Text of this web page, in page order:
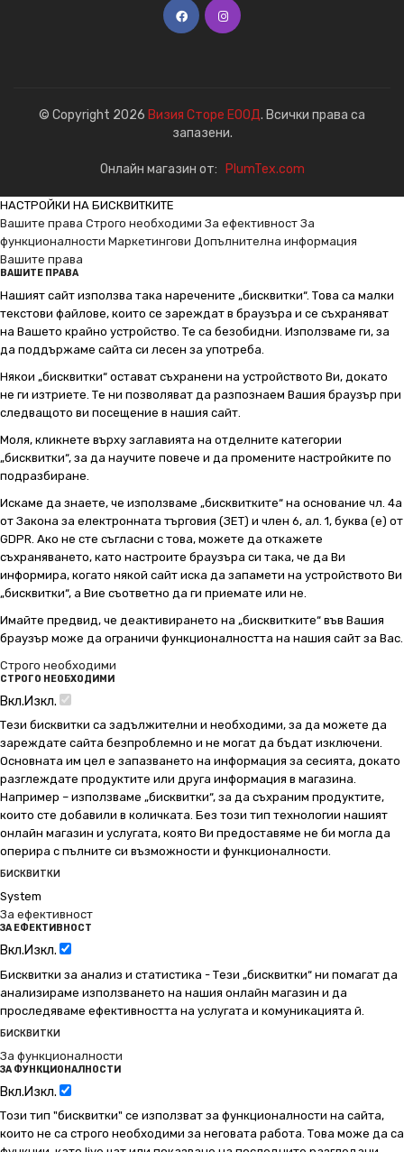
© Copyright 2026 Визия Сторе ЕООД. Всички права са
запазени.
Онлайн магазин от: PlumTex.com
НАСТРОЙКИ НА БИСКВИТКИТЕ
Вашите права Строго необходими За ефективност За
функционалности Маркетингови Допълнителна информация
Вашите права
ВАШИТЕ ПРАВА
Нашият сайт използва така наречените „бисквитки“. Това са малки
текстови файлове, които се зареждат в браузъра и се съхраняват
на Вашето крайно устройство. Те са безобидни. Използваме ги, за
да поддържаме сайта си лесен за употреба.
Някои „бисквитки“ остават съхранени на устройството Ви, докато
не ги изтриете. Те ни позволяват да разпознаем Вашия браузър при
следващото ви посещение в нашия сайт.
Моля, кликнете върху заглавията на отделните категории
„бисквитки“, за да научите повече и да промените настройките по
подразбиране.
Искаме да знаете, че използваме „бисквитките“ на основание чл. 4а
от Закона за електронната търговия (ЗЕТ) и член 6, ал. 1, буква (е) от
GDPR. Ако не сте съгласни с това, можете да откажете
съхраняването, като настроите браузъра си така, че да Ви
информира, когато някой сайт иска да запамети на устройството Ви
„бисквитки“, а Вие съответно да ги приемате или не.
Имайте предвид, че деактивирането на „бисквитките“ във Вашия
браузър може да ограничи функционалността на нашия сайт за Вас.
Строго необходими
СТРОГО НЕОБХОДИМИ
Вкл.Изкл.
Тези бисквитки са задължителни и необходими, за да можете да
зареждате сайта безпроблемно и не могат да бъдат изключени.
Основната им цел е запазването на информация за сесията, докато
разглеждате продуктите или друга информация в магазина.
Например – използваме „бисквитки“, за да съхраним продуктите,
които сте добавили в количката. Без този тип технологии нашият
онлайн магазин и услугата, която Ви предоставяме не би могла да
оперира с пълните си възможности и функционалности.
БИСКВИТКИ
System
За ефективност
ЗА ЕФЕКТИВНОСТ
Вкл.Изкл.
Бисквитки за анализ и статистика - Тези „бисквитки“ ни помагат да
анализираме използването на нашия онлайн магазин и да
проследяваме ефективността на услугата и комуникацията й.
БИСКВИТКИ
За функционалности
ЗА ФУНКЦИОНАЛНОСТИ
Вкл.Изкл.
Този тип "бисквитки" се използват за функционалности на сайта,
които не са строго необходими за неговата работа. Това може да са